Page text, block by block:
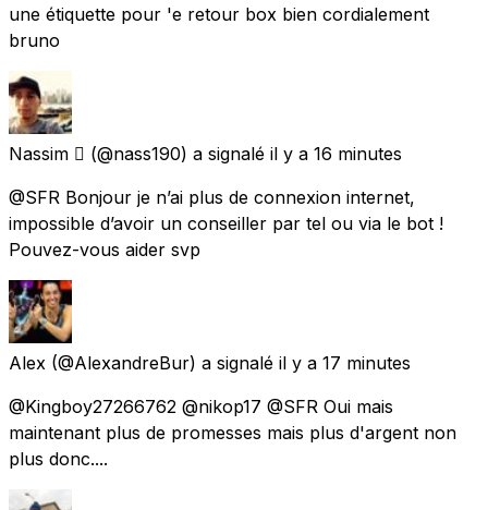
une étiquette pour 'e retour box bien cordialement
bruno
Nassim  (@nass190) a signalé il y a 16 minutes
@SFR Bonjour je n’ai plus de connexion internet,
impossible d’avoir un conseiller par tel ou via le bot !
Pouvez-vous aider svp
Alex (@AlexandreBur) a signalé il y a 17 minutes
@Kingboy27266762 @nikop17 @SFR Oui mais
maintenant plus de promesses mais plus d'argent non
plus donc....